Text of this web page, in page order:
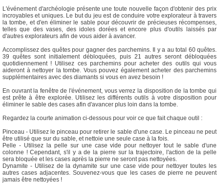
L'événement d'archéologie présente une toute nouvelle façon d'obtenir des prix
incroyables et uniques. Le but du jeu est de conduire votre explorateur à travers
la tombe, et d'en éliminer le sable pour découvrir de précieuses récompenses,
telles que des vases, des idoles dorées et encore plus d'outils laissés par
d'autres explorateurs afin de vous aider à avancer.
Accomplissez des quêtes pour gagner des parchemins. Il y a au total 60 quêtes.
39 quêtes sont initialement débloquées, puis 21 autres seront débloquées
quotidiennement ! Utilisez ces parchemins pour acheter des outils qui vous
aideront à nettoyer la tombe. Vous pouvez également acheter des parchemins
supplémentaires avec des diamants si vous en avez besoin !
En ouvrant la fenêtre de l'événement, vous verrez la disposition de la tombe qui
est prête à être explorée. Utilisez les différents outils à votre disposition pour
éliminer le sable des cases afin d'avancer plus loin dans la tombe.
Regardez la courte animation ci-dessous pour voir ce que fait chaque outil :
Pinceau - Utilisez le pinceau pour retirer le sable d'une case. Le pinceau ne peut
être utilisé que sur du sable, et nettoie une seule case à la fois.
Pelle - Utilisez la pelle sur une case vide pour nettoyer tout le sable d'une
colonne ! Cependant, s'il y a de la pierre sur la trajectoire, l'action de la pelle
sera bloquée et les cases après la pierre ne seront pas nettoyées.
Dynamite - Utilisez de la dynamite sur une case vide pour nettoyer toutes les
autres cases adjacentes. Souvenez-vous que les cases de pierre ne peuvent
jamais être nettoyées !